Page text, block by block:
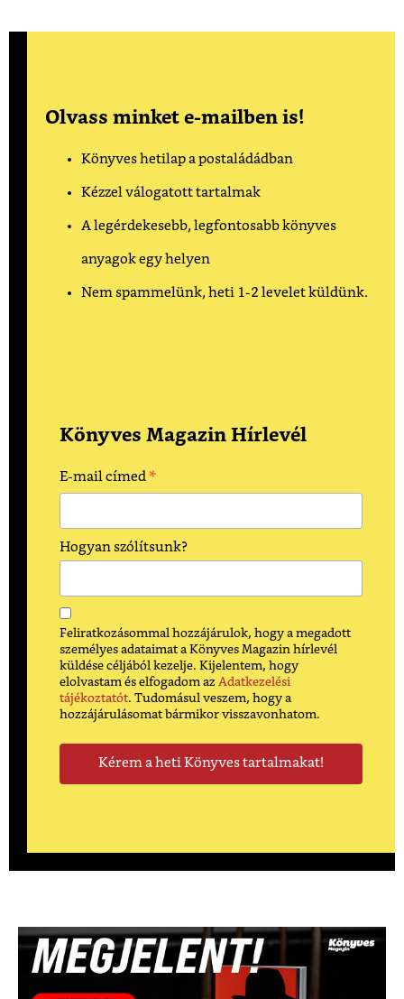
Olvass minket e-mailben is!
Könyves hetilap a postaládádban
Kézzel válogatott tartalmak
A legérdekesebb, legfontosabb könyves
anyagok egy helyen
Nem spammelünk, heti 1-2 levelet küldünk.
Könyves Magazin Hírlevél
E-mail címed *
Hogyan szólítsunk?
Feliratkozásommal hozzájárulok, hogy a megadott
személyes adataimat a Könyves Magazin hírlevél
küldése céljából kezelje. Kijelentem, hogy
elolvastam és elfogadom az Adatkezelési
tájékoztatót. Tudomásul veszem, hogy a
hozzájárulásomat bármikor visszavonhatom.